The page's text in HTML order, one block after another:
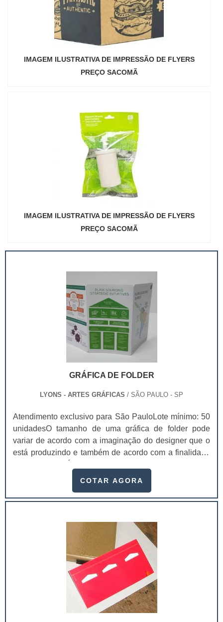
IMAGEM ILUSTRATIVA DE IMPRESSÃO DE FLYERS
PREÇO SACOMÃ
IMAGEM ILUSTRATIVA DE IMPRESSÃO DE FLYERS
PREÇO SACOMÃ
GRÁFICA DE FOLDER
LYONS - ARTES GRÁFICAS / SÃO PAULO - SP
Atendimento exclusivo para São PauloLote mínimo: 50
unidadesO tamanho de uma gráfica de folder pode
variar de acordo com a imaginação do designer que o
está produzindo e também de acordo com a finalidade
personalizados de acordo com o desejo dos clientes. A
divulgação Panfletos; Folders; Folhetos; Flyers; Entre
utilizado em campanhas de .
COTAR AGORA